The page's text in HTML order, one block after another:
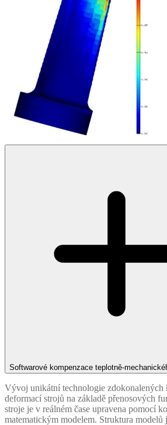
Softwarové kompenzace teplotně-
Vývoj unikátní technologie zdokonalených
deformací strojů na základě přenosových
stroje je v reálném čase upravena pomocí
matematickým modelem. Struktura modelů